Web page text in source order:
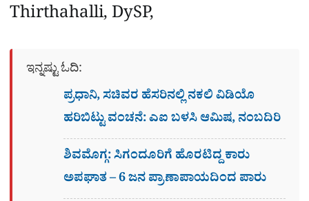
Thirthahalli, DySP,
ಇನ್ನಷ್ಟು ಓದಿ:
ಪ್ರಧಾನಿ, ಸಚಿವರ ಹೆಸರಿನಲ್ಲಿ ನಕಲಿ ವಿಡಿಯೊ
ಹರಿಬಿಟ್ಟು ವಂಚನೆ: ಎಐ ಬಳಸಿ ಆಮಿಷ, ನಂಬದಿರಿ
ಶಿವಮೊಗ್ಗ: ಸಿಗಂದೂರಿಗೆ ಹೊರಟಿದ್ದ ಕಾರು
ಅಪಘಾತ – 6 ಜನ ಪ್ರಾಣಾಪಾಯದಿಂದ ಪಾರು